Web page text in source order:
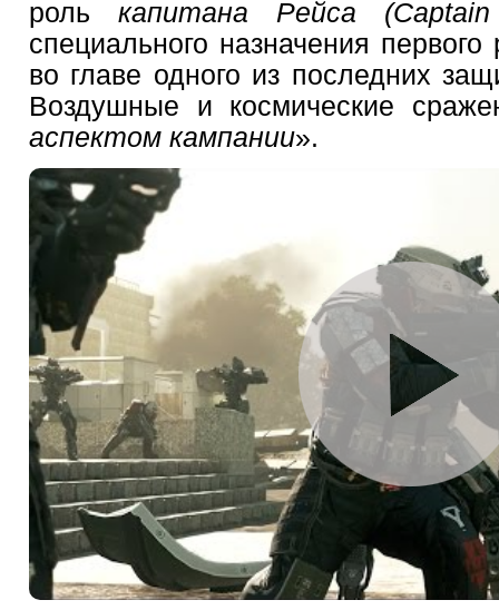
роль капитана Рейса
специального назначения
во главе одного из последних
Воздушные и космические
аспектом кампании».